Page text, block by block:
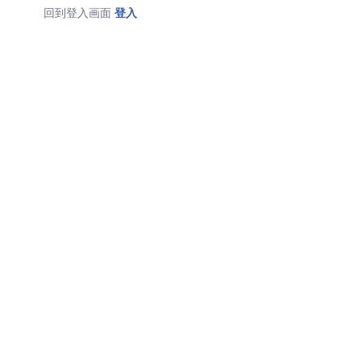
回到登入画面 登入